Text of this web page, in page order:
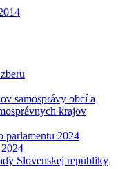
samosprávy obcí a
krajov
parlamentu 2024
Slovenskej republiky